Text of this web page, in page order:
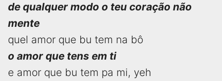
de qualquer modo o teu coração não
mente
quel amor que bu tem na bô
o amor que tens em ti
e amor que bu tem pa mi, yeh